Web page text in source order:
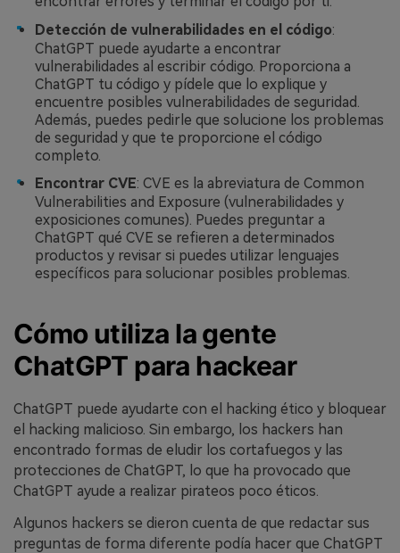
Detección de vulnerabilidades en el código:
ChatGPT puede ayudarte a encontrar
vulnerabilidades al escribir código. Proporciona a
ChatGPT tu código y pídele que lo explique y
encuentre posibles vulnerabilidades de seguridad.
Además, puedes pedirle que solucione los problemas
de seguridad y que te proporcione el código
completo.
Encontrar CVE: CVE es la abreviatura de Common
Vulnerabilities and Exposure (vulnerabilidades y
exposiciones comunes). Puedes preguntar a
ChatGPT qué CVE se refieren a determinados
productos y revisar si puedes utilizar lenguajes
específicos para solucionar posibles problemas.
Cómo utiliza la gente
ChatGPT para hackear
ChatGPT puede ayudarte con el hacking ético y bloquear
el hacking malicioso. Sin embargo, los hackers han
encontrado formas de eludir los cortafuegos y las
protecciones de ChatGPT, lo que ha provocado que
ChatGPT ayude a realizar pirateos poco éticos.
Algunos hackers se dieron cuenta de que redactar sus
preguntas de forma diferente podía hacer que ChatGPT